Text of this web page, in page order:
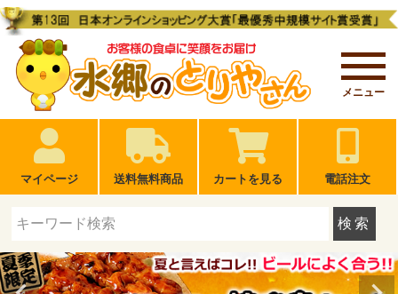
メニュー
マイページ 送料無料商品 カートを見る 電話注文
検索